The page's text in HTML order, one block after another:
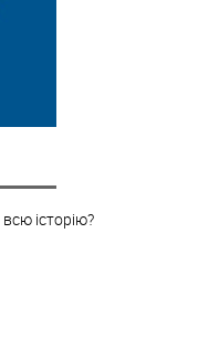
історію?